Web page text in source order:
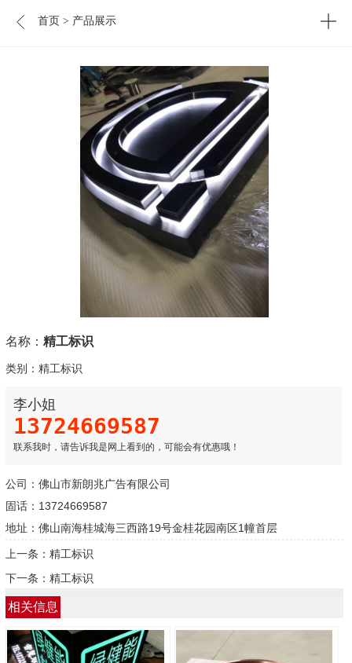
首页 > 产品展示
名称：精工标识
类别：精工标识
李小姐
13724669587
联系我时，请告诉我是网上看到的，可能会有优惠哦！
公司：佛山市新朗兆广告有限公司
固话：13724669587
地址：佛山南海桂城海三西路19号金桂花园南区1幢首层
上一条：精工标识
下一条：精工标识
相关信息